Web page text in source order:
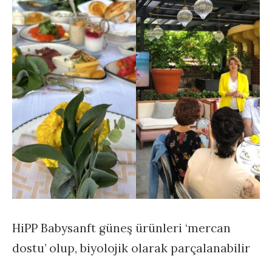
HiPP Babysanft güneş ürünleri ‘mercan
dostu’ olup, biyolojik olarak parçalanabilir